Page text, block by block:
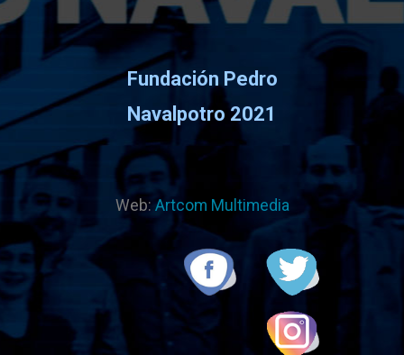
Fundación Pedro
Navalpotro 2021
Web: Artcom Multimedia